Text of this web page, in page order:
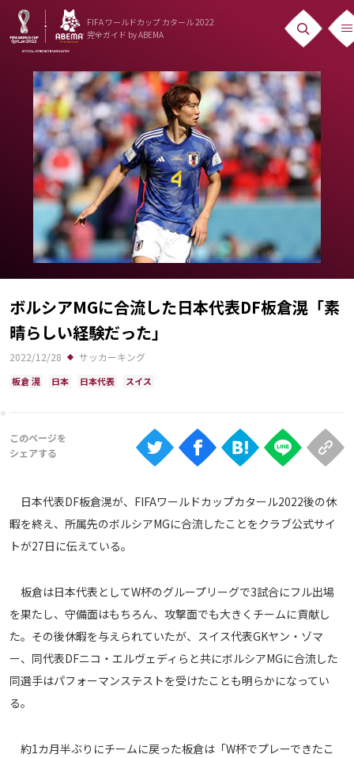
FIFA ワールドカップ カタール 2022
完全ガイド by ABEMA
ニュース
News
出場国
Teams
日本代表
Team Japan
日程・結果
Schedule
ランキング
Ranking
ABEMAの視聴について
iOS Apps
Web
TV
ボルシアMGに合流した日本代表DF板倉滉「素
晴らしい経験だった」
2022/12/28 サッカーキング
板倉 滉 日本 日本代表 スイス
日本代表DF板倉滉が、FIFAワールドカップカタール2022後の休
暇を終え、所属先のボルシアMGに合流したことをクラブ公式サイ
トが27日に伝えている。
板倉は日本代表としてW杯のグループリーグで3試合にフル出場
を果たし、守備面はもちろん、攻撃面でも大きくチームに貢献し
た。その後休暇を与えられていたが、スイス代表GKヤン・ゾマ
ー、同代表DFニコ・エルヴェディらと共にボルシアMGに合流した
同選手はパフォーマンステストを受けたことも明らかになってい
る。
約1カ月半ぶりにチームに戻った板倉は「W杯でプレーできたこ